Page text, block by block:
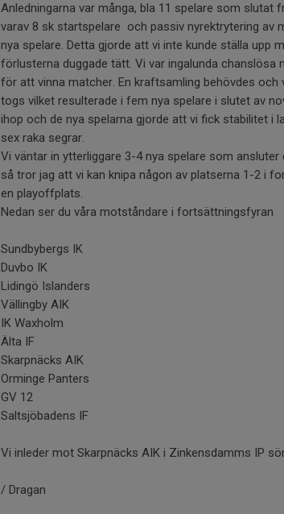
Anledningarna var många, bla 11 spelare som slutat
varav 8 sk startspelare och passiv nyrektrytering av
nya spelare. Detta gjorde att vi inte kunde ställa upp
förlusterna duggade tätt. Vi var ingalunda chanslösa
för att vinna matcher. En kraftsamling behövdes
togs vilket resulterade i fem nya spelare i slutet av
ihop och de nya spelarna gjorde att vi fick stabilitet i
sex raka segrar.
Vi väntar in ytterliggare 3-4 nya spelare som
så tror jag att vi kan knipa någon av platserna 1-2 i
en playoffplats.
Nedan ser du våra motståndare i fortsättningsfyran
Sundbybergs IK
Duvbo IK
Lidingö Islanders
Vällingby AIK
IK Waxholm
Älta IF
Skarpnäcks AIK
Orminge Panters
GV 12
Saltsjöbadens IF
Vi inleder mot Skarpnäcks AIK i Zinkensdamms IP
/ Dragan